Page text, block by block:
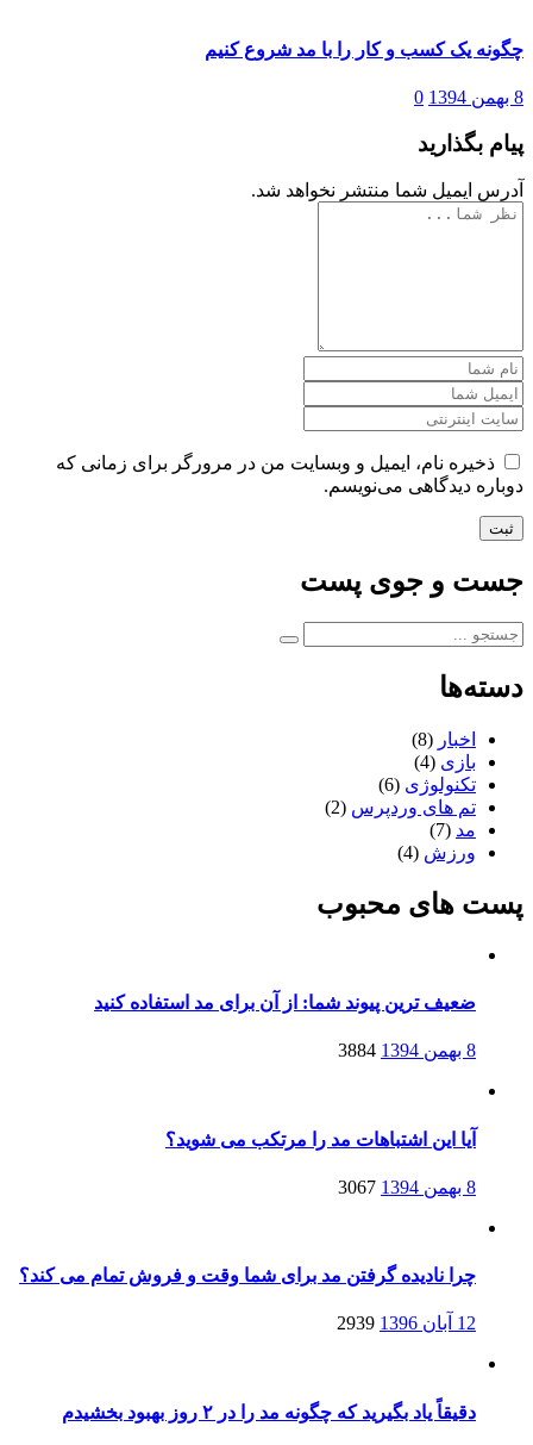
چگونه یک کسب و کار را با مد شروع کنیم
نوشته
در
8 بهمن 1394 0
پیام بگذارید
آدرس ایمیل شما منتشر نخواهد شد.
ذخیره نام، ایمیل و وبسایت من در مرورگر برای زمانی که
دوباره دیدگاهی می‌نویسم.
جست و جوی پست
دسته‌ها
اخبار (8)
بازی (4)
تکنولوژی (6)
تم های وردپرس (2)
مد (7)
ورزش (4)
پست های محبوب
ضعیف ترین پیوند شما: از آن برای مد استفاده کنید
نوشته
8 بهمن 1394 3884
آیا این اشتباهات مد را مرتکب می شوید؟
نوشته
8 بهمن 1394 3067
چرا نادیده گرفتن مد برای شما وقت و فروش تمام می کند؟
نوشته
12 آبان 1396 2939
دقیقاً یاد بگیرید که چگونه مد را در ۲ روز بهبود بخشیدم